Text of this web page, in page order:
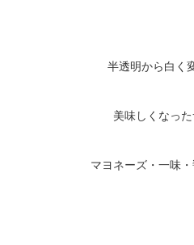
半透明から白く
美味しくなった
マヨネーズ・一味